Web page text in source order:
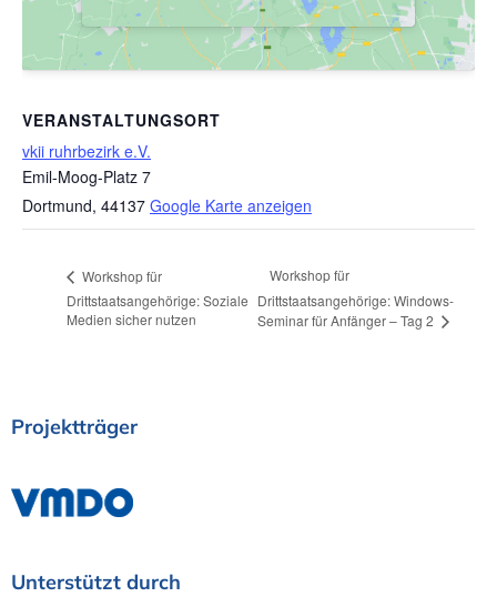
VERANSTALTUNGSORT
vkii ruhrbezirk e.V.
Emil-Moog-Platz 7
Dortmund, 44137 Google Karte anzeigen
Workshop für
Drittstaatsangehörige: Soziale
Medien sicher nutzen
Workshop für
Drittstaatsangehörige: Windows-
Seminar für Anfänger – Tag 2
Projektträger
Unterstützt durch